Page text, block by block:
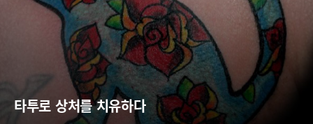
타투로 상처를 치유하다